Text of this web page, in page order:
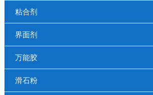
粘合剂
界面剂
万能胶
滑石粉